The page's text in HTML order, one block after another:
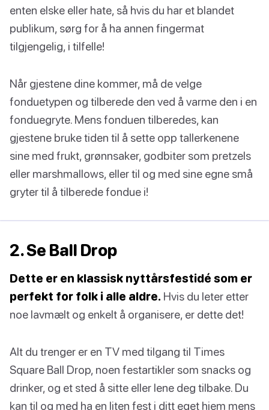
enten elske eller hate, så hvis du har et blandet
publikum, sørg for å ha annen fingermat
tilgjengelig, i tilfelle!
Når gjestene dine kommer, må de velge
fonduetypen og tilberede den ved å varme den i en
fonduegryte. Mens fonduen tilberedes, kan
gjestene bruke tiden til å sette opp tallerkenene
sine med frukt, grønnsaker, godbiter som pretzels
eller marshmallows, eller til og med sine egne små
gryter til å tilberede fondue i!
2. Se Ball Drop
Dette er en klassisk nyttårsfestidé som er
perfekt for folk i alle aldre. Hvis du leter etter
noe lavmælt og enkelt å organisere, er dette det!
Alt du trenger er en TV med tilgang til Times
Square Ball Drop, noen festartikler som snacks og
drinker, og et sted å sitte eller lene deg tilbake. Du
kan til og med ha en liten fest i ditt eget hjem mens